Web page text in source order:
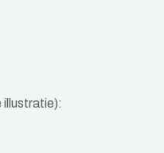
illustratie):